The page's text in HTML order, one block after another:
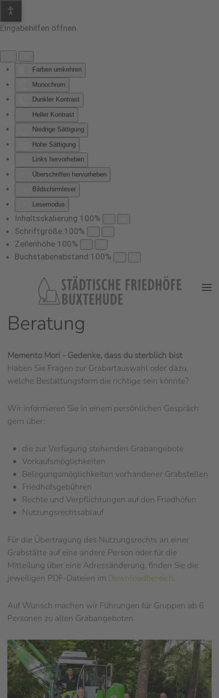
Eingabehilfen öffnen
Farben umkehren
Monochrom
Dunkler Kontrast
Heller Kontrast
Niedrige Sättigung
Hohe Sättigung
Links hervorheben
Überschriften hervorheben
Bildschirmleser
Lesemodus
Inhaltsskalierung 100%
Schriftgröße 100%
Zeilenhöhe 100%
Buchstabenabstand 100%
Beratung
Memento Mori - Gedenke, dass du sterblich bist
Haben Sie Fragen zur Grabartauswahl oder dazu,
welche Bestattungsform die richtige sein könnte?
Wir informieren Sie in einem persönlichen Gespräch
gern über:
die zur Verfügung stehenden Grabangebote
Vorkaufsmöglichkeiten
Belegungsmöglichkeiten vorhandener Grabstellen
Friedhofsgebühren
Rechte und Verpflichtungen auf den Friedhöfen
Nutzungsrechtsablauf
Für die Übertragung des Nutzungsrechts an einer
Grabstätte auf eine andere Person oder für die
Mitteilung über eine Adressänderung, finden Sie die
jeweiligen PDF-Dateien im Downloadbereich.
Auf Wunsch machen wir Führungen für Gruppen ab 6
Personen zu allen Grabangeboten.